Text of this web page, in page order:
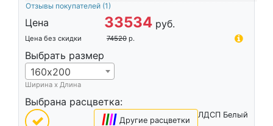
Отзывы покупателей (1)
Цена 33534 руб.
Цена без скидки 74520 р.
Выбрать размер
160х200
Ширина х Длина
Выбрана расцветка:
ЛДСП Белый
|||| Другие расцветки